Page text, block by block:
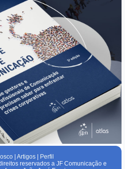
| Artigos|
Perfil
reservados a JF Comunicação e